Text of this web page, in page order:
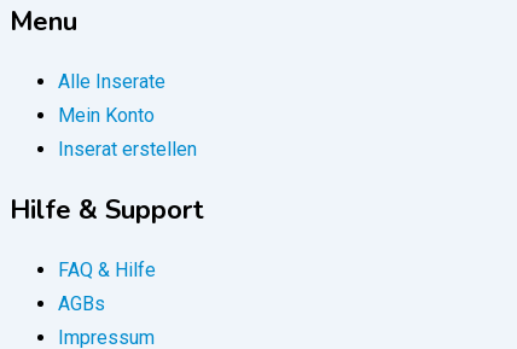
Menu
Alle Inserate
Mein Konto
Inserat erstellen
Hilfe & Support
FAQ & Hilfe
AGBs
Impressum